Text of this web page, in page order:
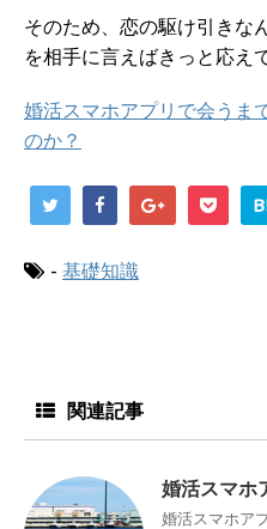
そのため、恋の駆け引きな
を相手に言えばきっと応え
婚活スマホアプリで会うま
のか？
- 基礎知識
関連記事
婚活スマホ
婚活スマホア